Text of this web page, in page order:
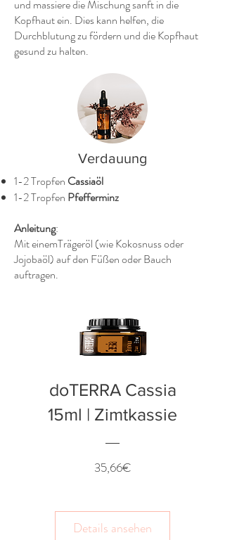
und massiere die Mischung sanft in die
Kopfhaut ein. Dies kann helfen, die
Durchblutung zu fördern und die Kopfhaut
gesund zu halten.
Verdauung
1-2 Tropfen Cassiaöl
1-2 Tropfen Pfefferminz
Anleitung:
Mit einemTrägeröl (wie Kokosnuss oder
Jojobaöl) auf den Füßen oder Bauch
auftragen.
doTERRA Cassia
15ml | Zimtkassie
35,66€Preis
Details ansehen